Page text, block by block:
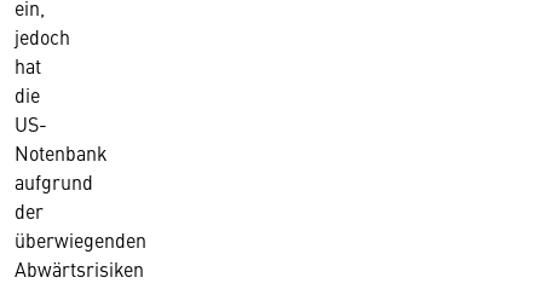
ein,
jedoch
hat
die
US-
Notenbank
aufgrund
der
überwiegenden
Abwärtsrisiken